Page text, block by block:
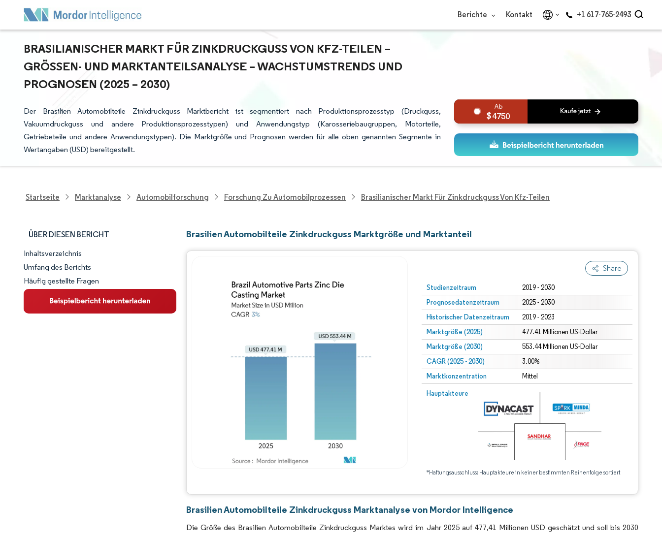
Berichte Kontakt +1 617-765-2493
BRASILIANISCHER MARKT FÜR ZINKDRUCKGUSS VON KFZ-TEILEN –
GRÖSSEN- UND MARKTANTEILSANALYSE – WACHSTUMSTRENDS UND P
ROGNOSEN (2025 – 2030)
Der Brasilien Automobilteile Zinkdruckguss Marktbericht ist segmentiert nach Produktionsprozesstyp (Druckguss,
Vakuumdruckguss und andere Produktionsprozesstypen) und Anwendungstyp (Karosseriebaugruppen, Motorteile,
Getriebeteile und andere Anwendungstypen). Die Marktgröße und Prognosen werden für alle oben genannten Segmente in
Wertangaben (USD) bereitgestellt.
4750
Startseite Marktanalyse Automobilforschung Forschung Zu Automobilprozessen Brasilianischer Markt Für Zinkdruckguss Von Kfz-Teilen
ÜBER DIESEN BERICHT
Marktschnappschuss
Marktübersicht
Wichtige Markttrends
Inhaltsverzeichnis
Umfang des Berichts
Häufig gestellte Fragen
Brasilien Automobilteile Zinkdruckguss Marktgröße und Marktanteil
Share
Studienzeitraum 2019 - 2030
Prognosedatenzeitraum 2025 - 2030
Historischer Datenzeitraum 2019 - 2023
Marktgröße (2025) 477.41 Millionen US-Dollar
Marktgröße (2030) 553.44 Millionen US-Dollar
CAGR (2025 - 2030) 3.00%
Marktkonzentration Mittel
Hauptakteure
*Haftungsausschluss: Hauptakteure in keiner bestimmten Reihenfolge sortiert
Bild © Mordor Intelligence. Wiederverwendung erfordert Namensnennung gemäß CC BY 4.0.
Brasilien Automobilteile Zinkdruckguss Marktanalyse von Mordor Intelligence
Die Größe des Brasilien Automobilteile Zinkdruckguss Marktes wird im Jahr 2025 auf 477,41 Millionen USD geschätzt und soll bis 2030